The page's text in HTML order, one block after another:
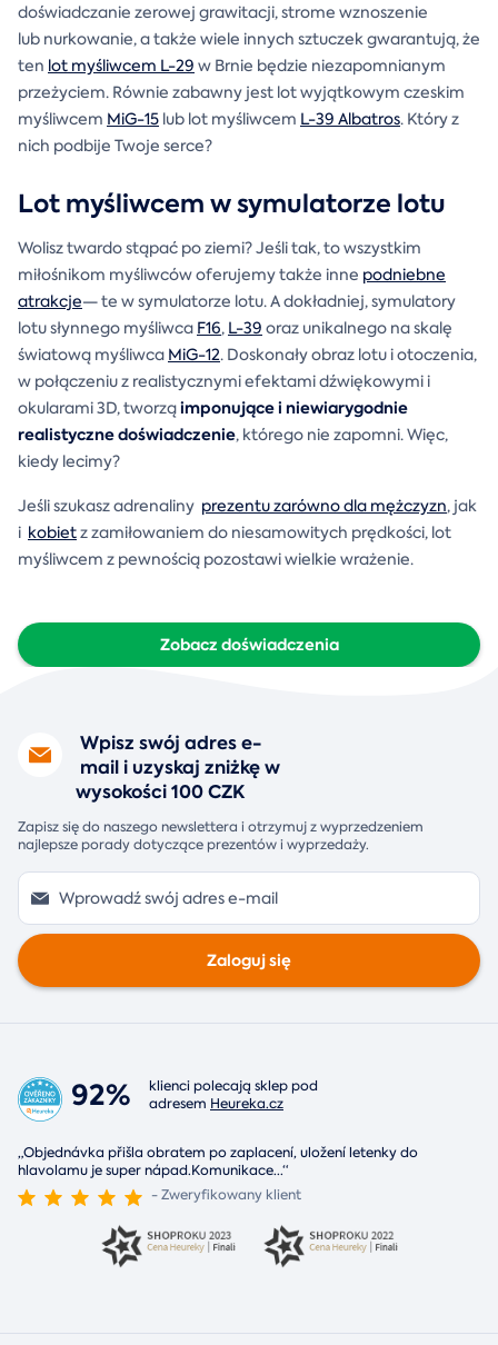
doświadczanie zerowej grawitacji, strome wznoszenie
lub nurkowanie, a także wiele innych sztuczek gwarantują, że
ten lot myśliwcem L-29 w Brnie będzie niezapomnianym
przeżyciem. Równie zabawny jest lot wyjątkowym czeskim
myśliwcem MiG-15 lub lot myśliwcem L-39 Albatros. Który z
nich podbije Twoje serce?
Lot myśliwcem w symulatorze lotu
Wolisz twardo stąpać po ziemi? Jeśli tak, to wszystkim
miłośnikom myśliwców oferujemy także inne podniebne
atrakcje— te w symulatorze lotu. A dokładniej, symulatory
lotu słynnego myśliwca F16, L-39 oraz unikalnego na skalę
światową myśliwca MiG-12. Doskonały obraz lotu i otoczenia,
w połączeniu z realistycznymi efektami dźwiękowymi i
okularami 3D, tworząimponujące i niewiarygodnie
realistyczne doświadczenie, którego nie zapomni. Więc,
kiedy lecimy?
Jeśli szukasz adrenaliny prezentu zarówno dla mężczyzn, jak
i kobietz zamiłowaniem do niesamowitych prędkości, lot
myśliwcem z pewnością pozostawi wielkie wrażenie.
Zobacz doświadczenia
Wpisz swój adres e-
mail i uzyskaj zniżkę w
wysokości 100 CZK
Zapisz się do naszego newslettera i otrzymuj z wyprzedzeniem
najlepsze porady dotyczące prezentów i wyprzedaży.
Zaloguj się
92%
klienci polecają sklep pod
adresem Heureka.cz
„Objednávka přišla obratem po zaplacení, uložení letenky do
hlavolamu je super nápad.Komunikace...“
- Zweryfikowany klient